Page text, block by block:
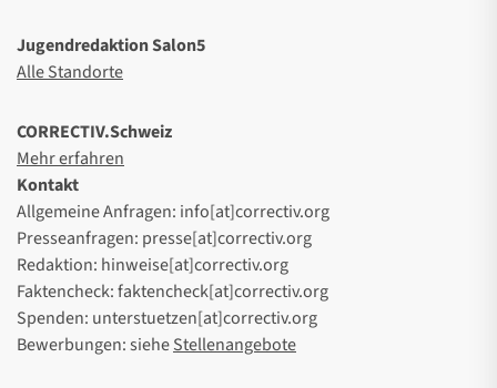
Jugendredaktion Salon5
Alle Standorte
CORRECTIV.Schweiz
Mehr erfahren
Kontakt
Allgemeine Anfragen: info[at]correctiv.org
Presseanfragen: presse[at]correctiv.org
Redaktion: hinweise[at]correctiv.org
Faktencheck: faktencheck[at]correctiv.org
Spenden: unterstuetzen[at]correctiv.org
Bewerbungen: sieheStellenangebote